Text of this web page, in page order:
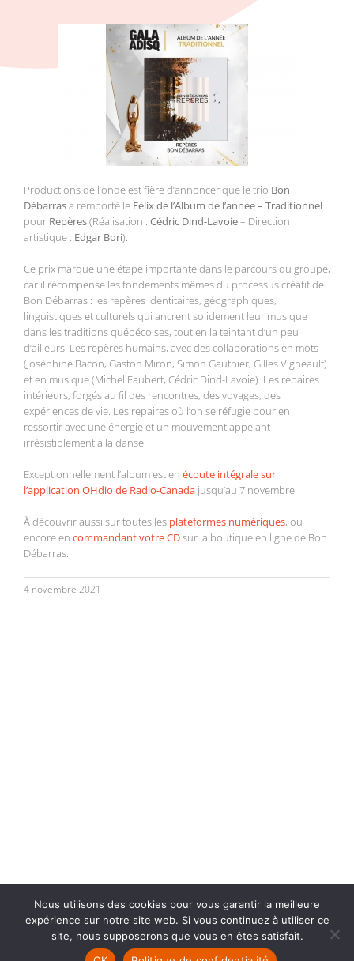
Productions de l’onde est fière d’annoncer que le trio Bon
Débarrasa remporté le Félix de l’Album de l’année – Traditionnel
pour Repères(Réalisation : Cédric Dind-Lavoie– Direction
artistique : Edgar Bori).
Ce prix marque une étape importante dans le parcours du groupe,
car il récompense les fondements mêmes du processus créatif de
Bon Débarras : les repères identitaires, géographiques,
linguistiques et culturels qui ancrent solidement leur musique
dans les traditions québécoises, tout en la teintant d’un peu
d’ailleurs. Les repères humains, avec des collaborations en mots
(Joséphine Bacon, Gaston Miron, Simon Gauthier, Gilles Vigneault)
et en musique (Michel Faubert, Cédric Dind-Lavoie). Les repaires
intérieurs, forgés au fil des rencontres, des voyages, des
expériences de vie. Les repaires où l’on se réfugie pour en
ressortir avec une énergie et un mouvement appelant
irrésistiblement à la danse.
Exceptionnellement l’album est en écoute intégrale sur
l’application OHdio de Radio-Canada jusqu’au 7 novembre.
À découvrir aussi sur toutes les plateformes numériques, ou
encore en commandant votre CDsur la boutique en ligne de Bon
Débarras.
4 novembre 2021
Productions de l’onde –info@productionsdelonde.com
FacebookYouTubeInstagram
Nous utilisons des cookies pour vous garantir la meilleure
expérience sur notre site web. Si vous continuez à utiliser ce
site, nous supposerons que vous en êtes satisfait.